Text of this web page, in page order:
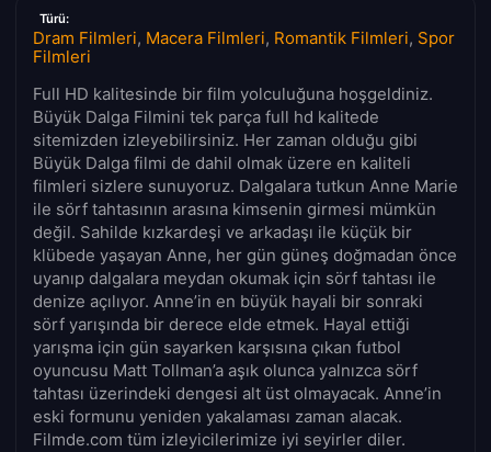
Türü:
Dram Filmleri, Macera Filmleri, Romantik Filmleri, Spor
Filmleri
Full HD kalitesinde bir film yolculuğuna hoşgeldiniz.
Büyük Dalga Filmini tek parça full hd kalitede
sitemizden izleyebilirsiniz. Her zaman olduğu gibi
Büyük Dalga filmi de dahil olmak üzere en kaliteli
filmleri sizlere sunuyoruz. Dalgalara tutkun Anne Marie
ile sörf tahtasının arasına kimsenin girmesi mümkün
değil. Sahilde kızkardeşi ve arkadaşı ile küçük bir
klübede yaşayan Anne, her gün güneş doğmadan önce
uyanıp dalgalara meydan okumak için sörf tahtası ile
denize açılıyor. Anne’in en büyük hayali bir sonraki
sörf yarışında bir derece elde etmek. Hayal ettiği
yarışma için gün sayarken karşısına çıkan futbol
oyuncusu Matt Tollman’a aşık olunca yalnızca sörf
tahtası üzerindeki dengesi alt üst olmayacak. Anne’in
eski formunu yeniden yakalaması zaman alacak.
Filmde.com tüm izleyicilerimize iyi seyirler diler.